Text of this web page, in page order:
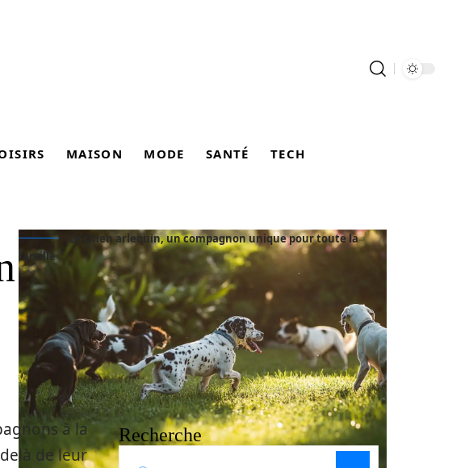
MAISON MODE SANTÉ TECH
Le chien arlequin, un compagnon unique pour toute la
famille
à la
de leur
Recherche